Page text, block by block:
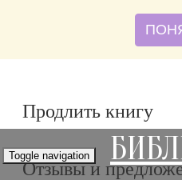
Продлить книгу
Отзывы и
Toggle navigation